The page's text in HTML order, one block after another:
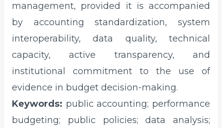
management, provided it is accompanied
by accounting standardization, system
interoperability, data quality, technical
capacity, active transparency, and
institutional commitment to the use of
evidence in budget decision-making.
Keywords: public accounting; performance
budgeting; public policies; data analysis;